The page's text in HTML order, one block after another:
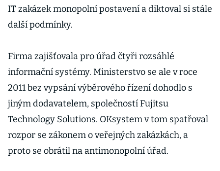
IT zakázek monopolní postavení a diktoval si stále
další podmínky.
Firma zajišťovala pro úřad čtyři rozsáhlé
informační systémy. Ministerstvo se ale v roce
2011 bez vypsání výběrového řízení dohodlo s
jiným dodavatelem, společností Fujitsu
Technology Solutions. OKsystem v tom spatřoval
rozpor se zákonem o veřejných zakázkách, a
proto se obrátil na antimonopolní úřad.